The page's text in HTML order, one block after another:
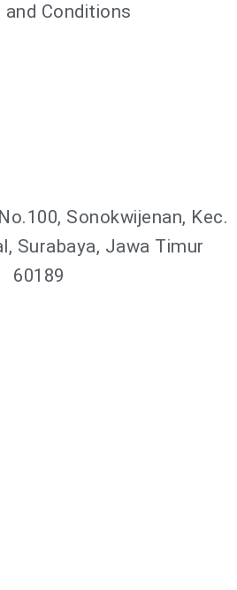
and Conditions
Sonokwijenan, Kec.
Surabaya, Jawa Timur
60189